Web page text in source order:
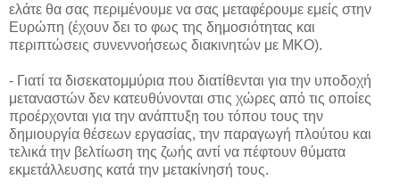
ελάτε θα σας περιμένουμε να σας μεταφέρουμε εμείς στην
Ευρώπη (έχουν δει το φως της δημοσιότητας και
περιπτώσεις συνεννοήσεως διακινητών με ΜΚΟ).
- Γιατί τα δισεκατομμύρια που διατίθενται για την υποδοχή
μεταναστών δεν κατευθύνονται στις χώρες από τις οποίες
προέρχονται για την ανάπτυξη του τόπου τους την
δημιουργία θέσεων εργασίας, την παραγωγή πλούτου και
τελικά την βελτίωση της ζωής αντί να πέφτουν θύματα
εκμετάλλευσης κατά την μετακίνησή τους.